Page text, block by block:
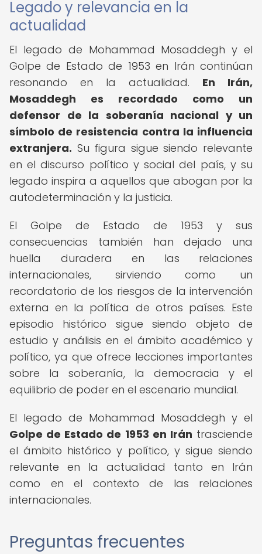
Legado y relevancia en la
actualidad
El legado de Mohammad Mosaddegh y el
Golpe de Estado de 1953 en Irán continúan
resonando en la actualidad. En Irán,
Mosaddegh es recordado como un
defensor de la soberanía nacional y un
símbolo de resistencia contra la influencia
extranjera. Su figura sigue siendo relevante
en el discurso político y social del país, y su
legado inspira a aquellos que abogan por la
autodeterminación y la justicia.
El Golpe de Estado de 1953 y sus
consecuencias también han dejado una
huella duradera en las relaciones
internacionales, sirviendo como un
recordatorio de los riesgos de la intervención
externa en la política de otros países. Este
episodio histórico sigue siendo objeto de
estudio y análisis en el ámbito académico y
político, ya que ofrece lecciones importantes
sobre la soberanía, la democracia y el
equilibrio de poder en el escenario mundial.
El legado de Mohammad Mosaddegh y el
Golpe de Estado de 1953 en Irán trasciende
el ámbito histórico y político, y sigue siendo
relevante en la actualidad tanto en Irán
como en el contexto de las relaciones
internacionales.
Preguntas frecuentes